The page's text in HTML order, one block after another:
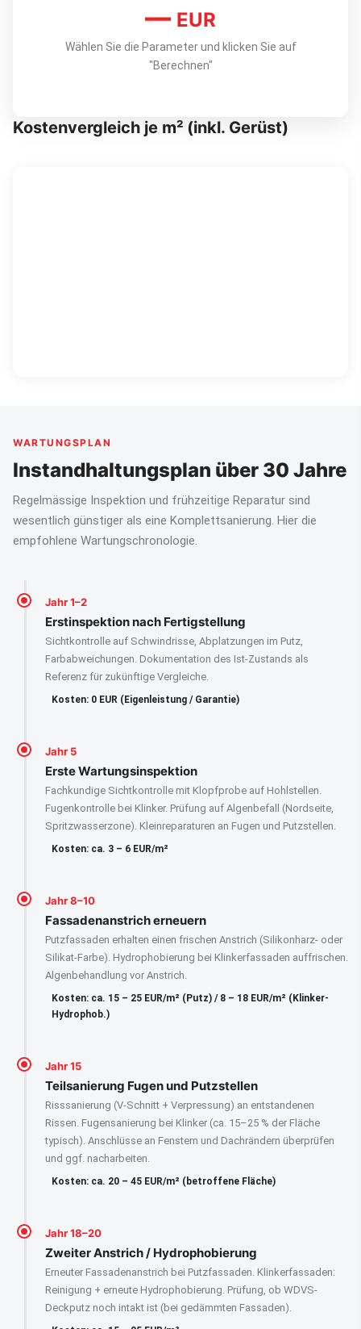
— EUR
Wählen Sie die Parameter und klicken Sie auf
"Berechnen"
Kostenvergleich je m² (inkl. Gerüst)
WARTUNGSPLAN
Instandhaltungsplan über 30 Jahre
Regelmässige Inspektion und frühzeitige Reparatur sind
wesentlich günstiger als eine Komplettsanierung. Hier die
empfohlene Wartungschronologie.
Jahr 1–2
Erstinspektion nach Fertigstellung
Sichtkontrolle auf Schwindrisse, Abplatzungen im Putz,
Farbabweichungen. Dokumentation des Ist-Zustands als
Referenz für zukünftige Vergleiche.
Kosten: 0 EUR (Eigenleistung / Garantie)
Jahr 5
Erste Wartungsinspektion
Fachkundige Sichtkontrolle mit Klopfprobe auf Hohlstellen.
Fugenkontrolle bei Klinker. Prüfung auf Algenbefall (Nordseite,
Spritzwasserzone). Kleinreparaturen an Fugen und Putzstellen.
Kosten: ca. 3 – 6 EUR/m²
Jahr 8–10
Fassadenanstrich erneuern
Putzfassaden erhalten einen frischen Anstrich (Silikonharz- oder
Silikat-Farbe). Hydrophobierung bei Klinkerfassaden auffrischen.
Algenbehandlung vor Anstrich.
Kosten: ca. 15 – 25 EUR/m² (Putz) / 8 – 18 EUR/m² (Klinker-
Hydrophob.)
Jahr 15
Teilsanierung Fugen und Putzstellen
Risssanierung (V-Schnitt + Verpressung) an entstandenen
Rissen. Fugensanierung bei Klinker (ca. 15–25 % der Fläche
typisch). Anschlüsse an Fenstern und Dachrändern überprüfen
und ggf. nacharbeiten.
Kosten: ca. 20 – 45 EUR/m² (betroffene Fläche)
Jahr 18–20
Zweiter Anstrich / Hydrophobierung
Erneuter Fassadenanstrich bei Putzfassaden. Klinkerfassaden:
Reinigung + erneute Hydrophobierung. Prüfung, ob WDVS-
Deckputz noch intakt ist (bei gedämmten Fassaden).